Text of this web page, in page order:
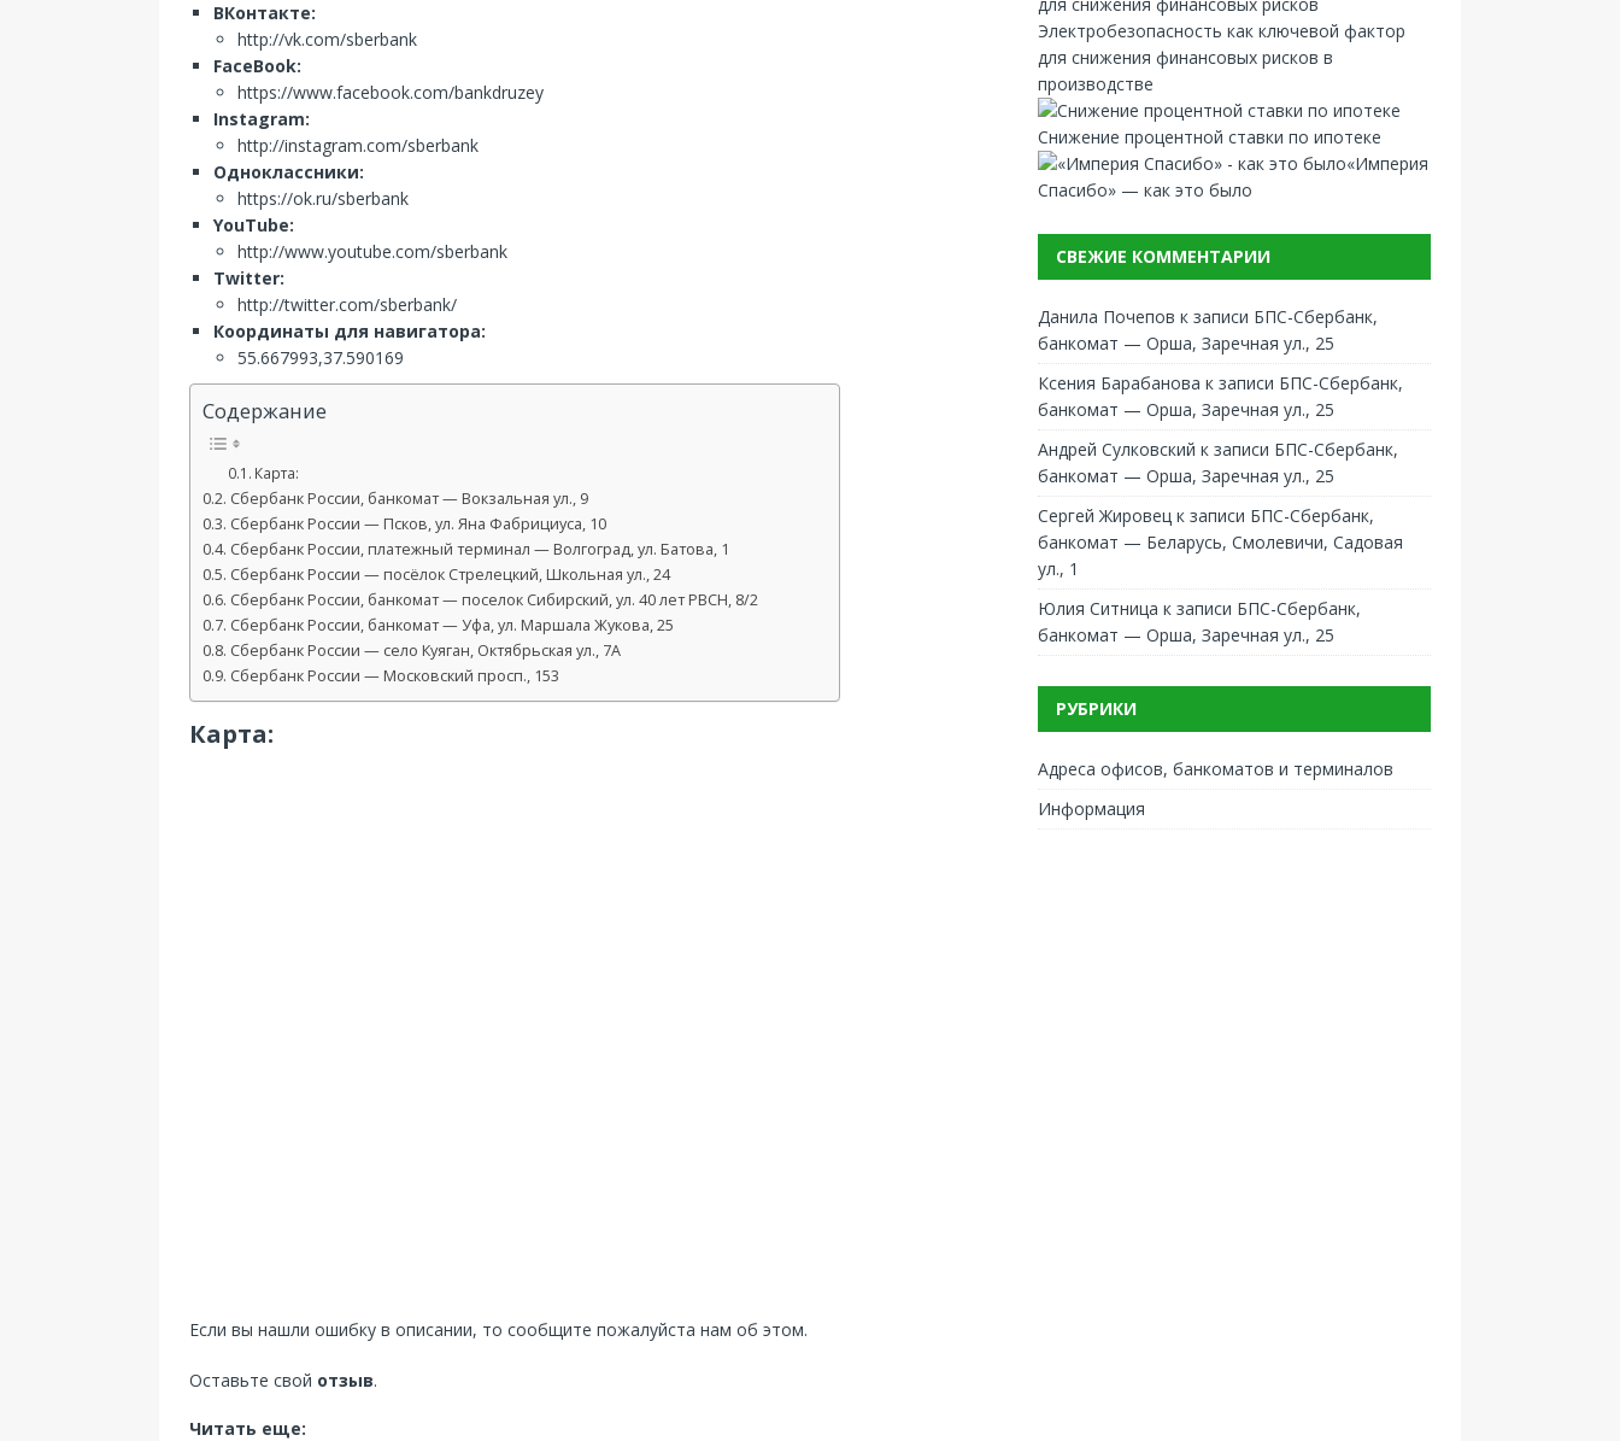
ВКонтакте:
http://vk.com/sberbank
FaceBook:
https://www.facebook.com/bankdruzey
Instagram:
http://instagram.com/sberbank
Одноклассники:
https://ok.ru/sberbank
YouTube:
http://www.youtube.com/sberbank
Twitter:
http://twitter.com/sberbank/
Координаты для навигатора:
55.667993,37.590169
Содержание
Карта:
Сбербанк России, банкомат — Вокзальная ул., 9
Сбербанк России — Псков, ул. Яна Фабрициуса, 10
Сбербанк России, платежный терминал — Волгоград, ул. Батова, 1
Сбербанк России — посёлок Стрелецкий, Школьная ул., 24
Сбербанк России, банкомат — поселок Сибирский, ул. 40 лет РВСН, 8/2
Сбербанк России, банкомат — Уфа, ул. Маршала Жукова, 25
Сбербанк России — село Куяган, Октябрьская ул., 7А
Сбербанк России — Московский просп., 153
Карта:
Если вы нашли ошибку в описании, то сообщите пожалуйста нам об этом.
Оставьте свой отзыв.
Читать еще:
Электробезопасность как ключевой фактор
для снижения финансовых рисков в
производстве
Снижение процентной ставки по ипотеке
«Империя
Спасибо» — как это было
СВЕЖИЕ КОММЕНТАРИИ
Данила Почепов к записи БПС-Сбербанк,
банкомат — Орша, Заречная ул., 25
Ксения Барабанова к записи БПС-Сбербанк,
банкомат — Орша, Заречная ул., 25
Андрей Сулковский к записи БПС-Сбербанк,
банкомат — Орша, Заречная ул., 25
Сергей Жировец к записи БПС-Сбербанк,
банкомат — Беларусь, Смолевичи, Садовая
ул., 1
Юлия Ситница к записи БПС-Сбербанк,
банкомат — Орша, Заречная ул., 25
РУБРИКИ
Адреса офисов, банкоматов и терминалов
Информация